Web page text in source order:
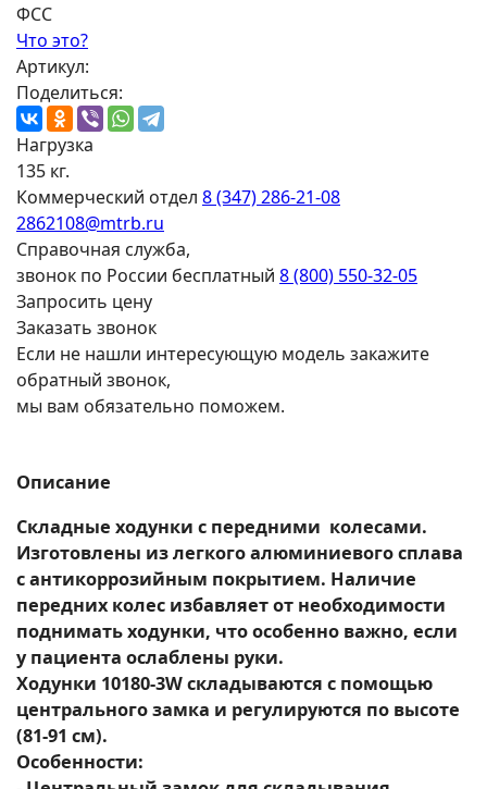
ФСС
Что это?
Артикул:
Поделиться:
Нагрузка
135 кг.
Коммерческий отдел 8 (347) 286-21-08
2862108@mtrb.ru
Справочная служба,
звонок по России бесплатный 8 (800) 550-32-05
Запросить цену
Заказать звонок
Если не нашли интересующую модель закажите
обратный звонок,
мы вам обязательно поможем.
Описание
Складные ходунки с передними колесами.
Изготовлены из легкого алюминиевого сплава
с антикоррозийным покрытием. Наличие
передних колес избавляет от необходимости
поднимать ходунки, что особенно важно, если
у пациента ослаблены руки.
Ходунки 10180-3W складываются с помощью
центрального замка и регулируются по высоте
(81-91 см).
Особенности: